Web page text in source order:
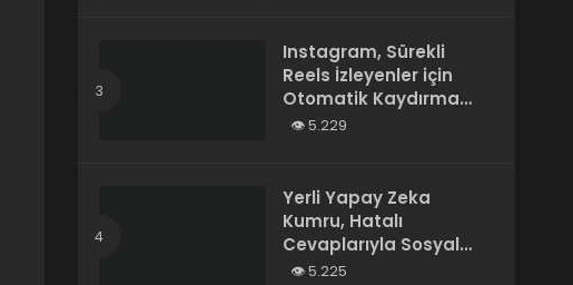
Instagram, Sürekli
Reels İzleyenler için
Otomatik Kaydırma
Özelliğini Test Ediyor
5.229
Yerli Yapay Zeka
Kumru, Hatalı
Cevaplarıyla Sosyal
Medyada Gündem
5.225